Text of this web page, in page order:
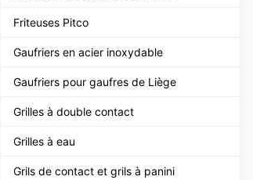
Friteuses Pitco
Gaufriers en acier inoxydable
Gaufriers pour gaufres de Liège
Grilles à double contact
Grilles à eau
Grils de contact et grils à panini